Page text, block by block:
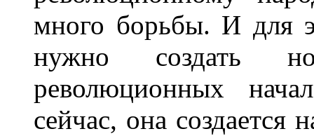
много борьбы. И для
нужно создать
революционных
сейчас, она